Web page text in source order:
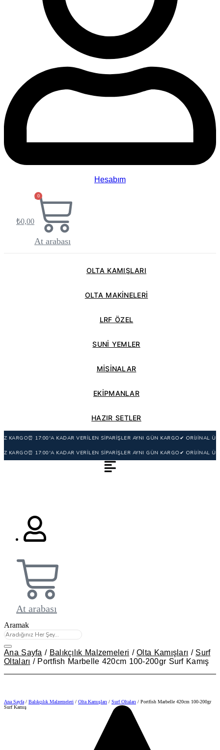
Hesabım
₺0,00
0
At arabası
OLTA KAMIŞLARI
OLTA MAKİNELERİ
LRF ÖZEL
SUNİ YEMLER
MİSİNALAR
EKİPMANLAR
HAZIR SETLER
⏰ 17:00'A KADAR VERİLEN SİPARİŞLER AYNI GÜN KARGO✔ ORİJİNAL ÜRÜN
⏰ 17:00'A KADAR VERİLEN SİPARİŞLER AYNI GÜN KARGO✔ ORİJİNAL ÜRÜN
At arabası
Aramak
Ana Sayfa / Balıkçılık Malzemeleri /Olta Kamışları / Surf
Oltaları / Portfish Marbelle 420cm 100-200gr Surf Kamış
Ana Sayfa/ Balıkçılık Malzemeleri / Olta Kamışları / Surf Oltaları / Portfish Marbelle 420cm 100-200gr
Surf Kamış